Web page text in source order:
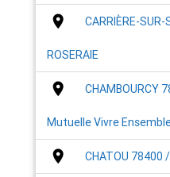
place CARRIÈRE-
ROSERAIE
place CHAMBOURCY
Mutuelle Vivre
place CHATOU 78400